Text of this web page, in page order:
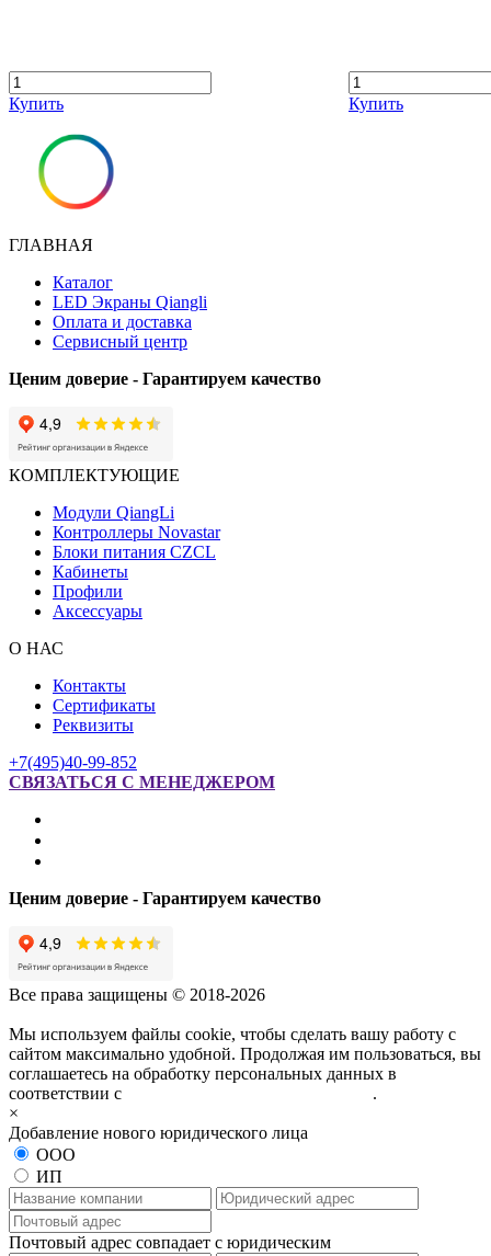
Купить Купить
ГЛАВНАЯ
Каталог
LED Экраны Qiangli
Оплата и доставка
Сервисный центр
Ценим доверие - Гарантируем качество
КОМПЛЕКТУЮЩИЕ
Модули QiangLi
Контроллеры Novastar
Блоки питания CZCL
Кабинеты
Профили
Аксессуары
О НАС
Контакты
Сертификаты
Реквизиты
+7(495)40-99-852
СВЯЗАТЬСЯ С МЕНЕДЖЕРОМ
Ценим доверие - Гарантируем качество
Все права защищены © 2018-2026
Мы используем файлы cookie, чтобы сделать вашу работу с
сайтом максимально удобной. Продолжая им пользоваться, вы
соглашаетесь на обработку персональных данных в
соответствии с
.
×
Добавление нового юридического лица
ООО
ИП
Почтовый адрес совпадает с юридическим